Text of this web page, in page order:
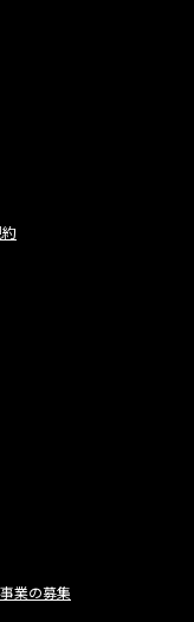
業の募集